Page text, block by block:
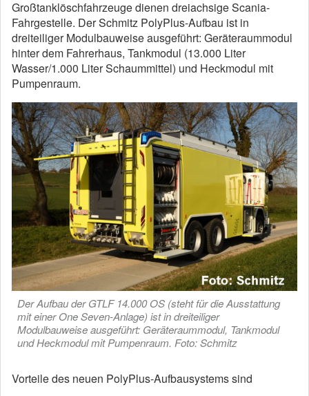
Großtanklöschfahrzeuge dienen dreiachsige Scania-
Fahrgestelle. Der Schmitz PolyPlus-Aufbau ist in
dreiteiliger Modulbauweise ausgeführt: Geräteraummodul
hinter dem Fahrerhaus, Tankmodul (13.000 Liter
Wasser/1.000 Liter Schaummittel) und Heckmodul mit
Pumpenraum.
Der Aufbau der GTLF 14.000 OS (steht für die Ausstattung
mit einer One Seven-Anlage) ist in dreiteiliger
Modulbauweise ausgeführt: Geräteraummodul, Tankmodul
und Heckmodul mit Pumpenraum. Foto: Schmitz
Vorteile des neuen PolyPlus-Aufbausystems sind